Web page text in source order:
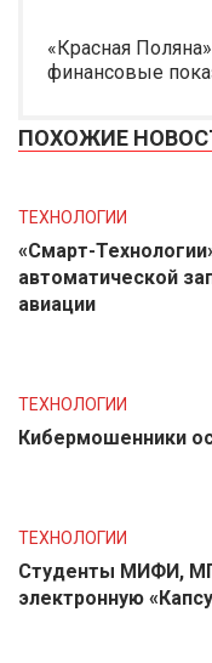
«Красная
финансовые
ПОХОЖИЕ
ТЕХНОЛОГИИ
«Смарт-
автоматической
авиации
ТЕХНОЛОГИИ
Кибермошенники
ТЕХНОЛОГИИ
Студенты МИФИ,
электронную